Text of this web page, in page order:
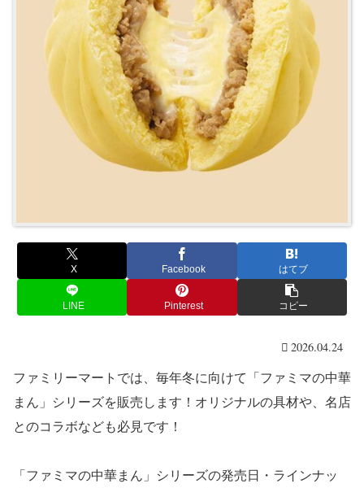
X Facebook はてブ
LINE Pinterest コピー
2026.04.24
ファミリーマートでは、毎年冬に向けて「ファミマの中華
まん」シリーズを販売します！オリジナルの具材や、名店
とのコラボなども必見です！
「ファミマの中華まん」シリーズの発売日・ラインナッ